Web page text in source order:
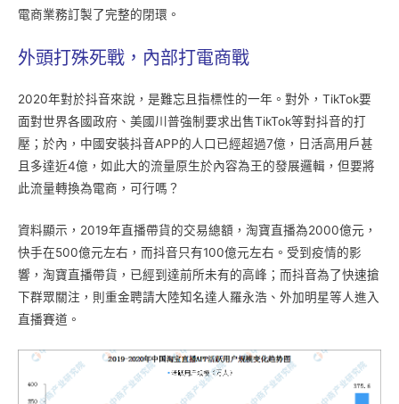
電商業務訂製了完整的閉環。
外頭打殊死戰，內部打電商戰
2020年對於抖音來說，是難忘且指標性的一年。對外，TikTok要
面對世界各國政府、美國川普強制要求出售TikTok等對抖音的打
壓；於內，中國安裝抖音APP的人口已經超過7億，日活高用戶甚
且多達近4億，如此大的流量原生於內容為王的發展邏輯，但要將
此流量轉換為電商，可行嗎？
資料顯示，2019年直播帶貨的交易總額，淘寶直播為2000億元，
快手在500億元左右，而抖音只有100億元左右。受到疫情的影
響，淘寶直播帶貨，已經到達前所未有的高峰；而抖音為了快速搶
下群眾關注，則重金聘請大陸知名達人羅永浩、外加明星等人進入
直播賽道。